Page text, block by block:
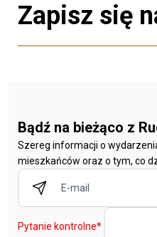
Zapisz się
Bądź na bieżąco z
Szereg informacji o
mieszkańców oraz o tym, co
Pytanie kontrolne*